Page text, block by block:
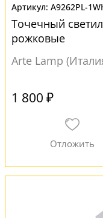
A9262PL-
Точечный
рожковые
Arte Lamp
1 800 ₽